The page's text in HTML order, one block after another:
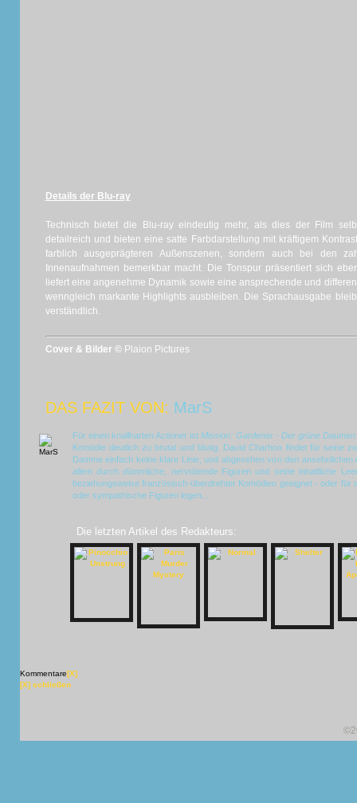
Details der Blu-ray
Technisch bietet die Blu-ray eindeutig mehr, als dies der Film
detailreich und bieten eine satte Farbdarstellung mit kräftigem
farblich ausgeprägteren Außenszenen, sondern auch bei den
Innenaufnahmen bemerkbar macht. Die Tonspur präsentiert sich
liefert eine angenehme Dynamik sowie eine ansprechende und
wenngleich markante Highlights ausbleiben. Die Sprachausgabe
verständlich.
Cover & Bilder © Plaion Pictures
DAS FAZIT VON: MarS
Für einen knallharten Actioner istMission: Gardener - Der grüne
Komödie deutlich zu brutal und blutig. David Charhon findet für seine
Damme einfach keine klare Linie, und abgesehen von den
allem durch dümmliche, nervtötende Figuren und seine inhaltliche
beziehungsweise französisch-überdrehter Komödien geeignet - oder für
oder sympathische Figuren legen...
Die letzten Artikel des Redakteurs:
Kommentare[X]
[X] schließen